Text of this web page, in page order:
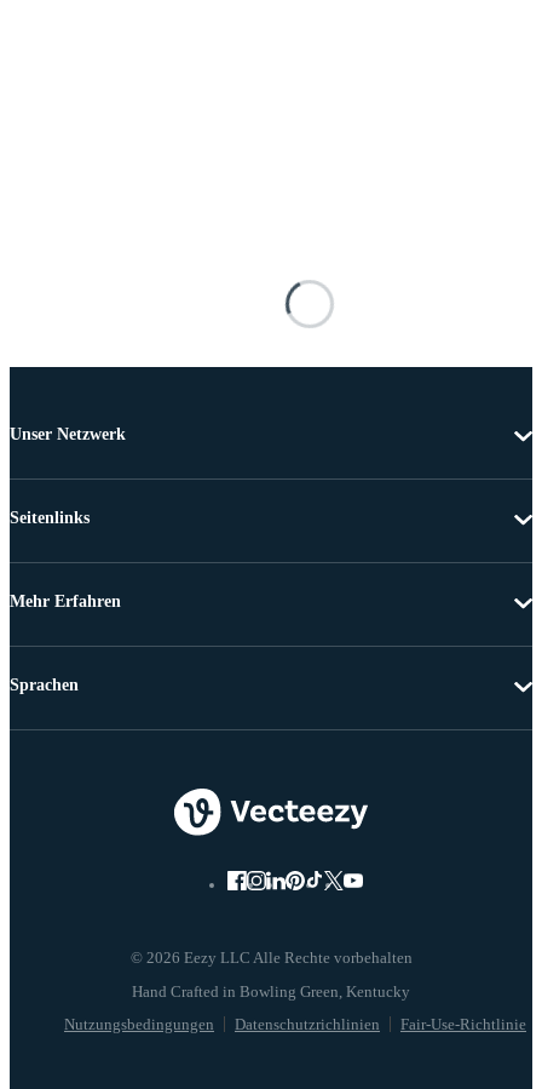
Unser Netzwerk
Seitenlinks
Mehr Erfahren
© 2026 Eezy LLC Alle Rechte vorbehalten
Nutzungsbedingungen Datenschutzrichlinien Fair-Use-Richtlinie
Sprachen